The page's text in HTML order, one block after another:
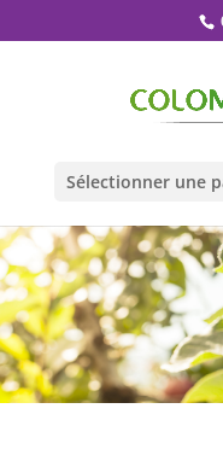
Sélectionner une